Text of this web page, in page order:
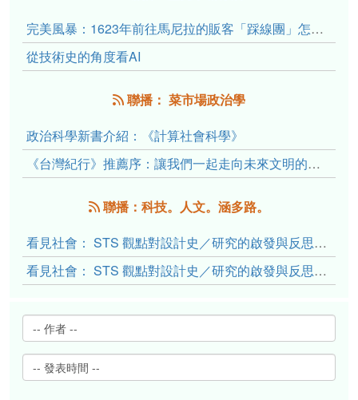
完美風暴：1623年前往馬尼拉的販客「踩線團」怎麼會困死於澎湖?
從技術史的角度看AI
聯播： 菜市場政治學
政治科學新書介紹：《計算社會科學》
《台灣紀行》推薦序：讓我們一起走向未來文明的備忘錄
聯播：科技。人文。涵多路。
看見社會： STS 觀點對設計史／研究的啟發與反思（下）
看見社會： STS 觀點對設計史／研究的啟發與反思（上）